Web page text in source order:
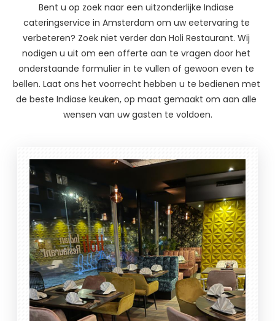
Bent u op zoek naar een uitzonderlijke Indiase
cateringservice in Amsterdam om uw eetervaring te
verbeteren? Zoek niet verder dan Holi Restaurant. Wij
nodigen u uit om een offerte aan te vragen door het
onderstaande formulier in te vullen of gewoon even te
bellen. Laat ons het voorrecht hebben u te bedienen met
de beste Indiase keuken, op maat gemaakt om aan alle
wensen van uw gasten te voldoen.